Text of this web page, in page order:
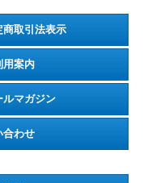
商取引法表示
用案内
ルマガジン
合わせ